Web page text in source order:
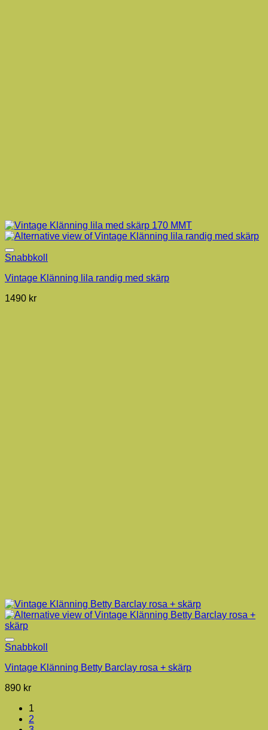
Snabbkoll
Vintage Klänning lila randig med skärp
1490 kr
Snabbkoll
Vintage Klänning Betty Barclay rosa + skärp
890 kr
1
2